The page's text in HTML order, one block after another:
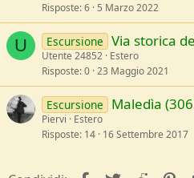
Risposte 6 5 Marzo 2022
U Escursione Via storica
Utente 24852 Estero
Risposte 0 23 Maggio 2021
Escursione Maledìa
Piervi
Estero
Risposte 14 16 Settembre 2017